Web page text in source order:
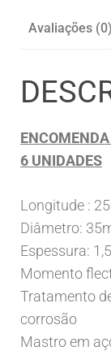
Avaliações (0)
6 UNIDADES
Longitude :
Diâmetro:
Espessura:
Momento
Tratamento
corrosão
Mastro em